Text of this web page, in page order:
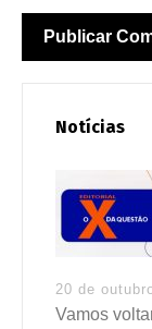
Notícias
20 de
Vamos